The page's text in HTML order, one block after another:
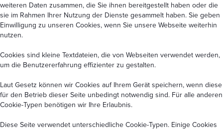
weiteren Daten zusammen, die Sie ihnen bereitgestellt haben oder die
sie im Rahmen Ihrer Nutzung der Dienste gesammelt haben. Sie geben
Einwilligung zu unseren Cookies, wenn Sie unsere Webseite weiterhin
nutzen.
Cookies sind kleine Textdateien, die von Webseiten verwendet werden,
um die Benutzererfahrung effizienter zu gestalten.
Laut Gesetz können wir Cookies auf Ihrem Gerät speichern, wenn diese
für den Betrieb dieser Seite unbedingt notwendig sind. Für alle anderen
Cookie-Typen benötigen wir Ihre Erlaubnis.
Diese Seite verwendet unterschiedliche Cookie-Typen. Einige Cookies